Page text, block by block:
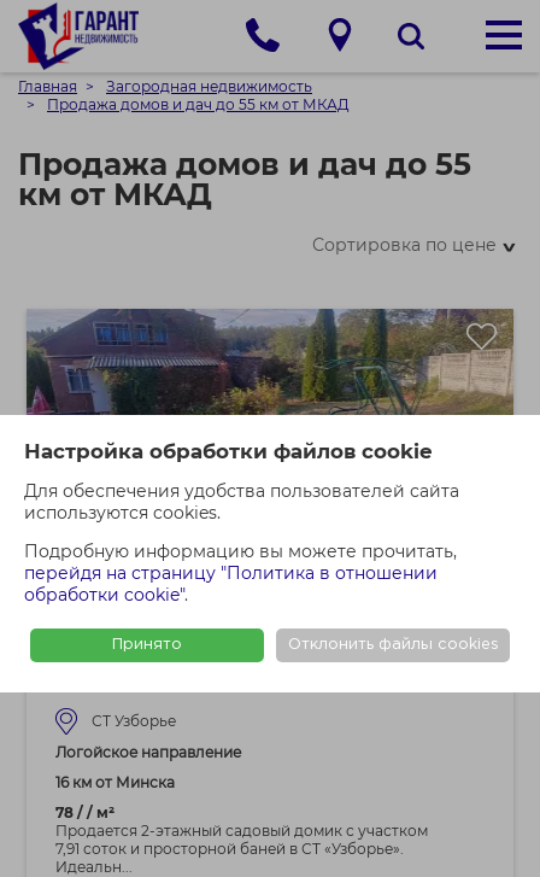
Настройка обработки файлов cookie
Для обеспечения удобства пользователей сайта
используются cookies.
Подробную информацию вы можете прочитать,
перейдя на страницу "Политика в отношении
обработки cookie".
Принято Отклонить файлы cookies
Главная
Загородная недвижимость
Продажа домов и дач до 55 км от МКАД
Продажа домов и дач до 55
км от МКАД
Сортировка по цене>
101 500 BYN
адресу: Минский р-н, СТ «Узборье», 16 км
СТ Узборье
Логойское направление
16 км от Минска
78 / / м²
Продается 2-этажный садовый домик с участком
7,91 соток и просторной баней в СТ «Узборье».
Идеальн...